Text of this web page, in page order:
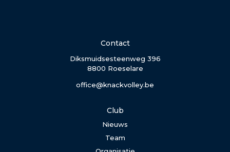
Contact
Diksmuidsesteenweg 396
8800 Roeselare
office@knackvolley.be
Club
Nieuws
Team